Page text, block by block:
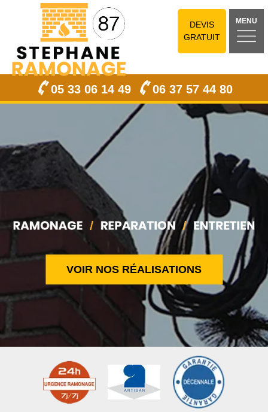
DEVIS
GRATUIT
MENU
05 33 06 14 49 06 37 57 44 80
VOIR NOS RÉALISATIONS